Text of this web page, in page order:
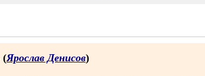
(Ярослав Денисов)